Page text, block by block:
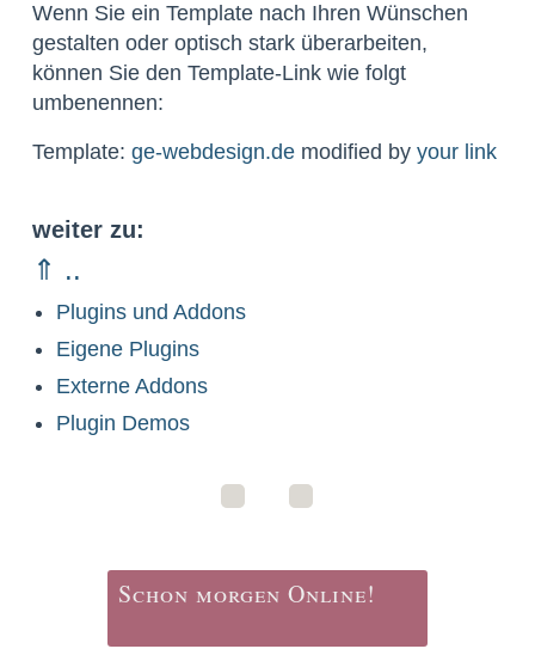
Wenn Sie ein Template nach Ihren Wünschen
gestalten oder optisch stark überarbeiten,
können Sie den Template-Link wie folgt
umbenennen:
Template: ge-webdesign.demodified by your link
weiter zu:
⇑ ..
Plugins und Addons
Eigene Plugins
Externe Addons
Plugin Demos
Schon morgen Online!